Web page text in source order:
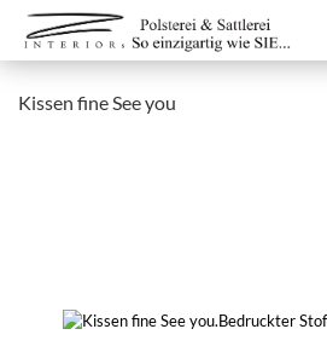
Kissen fine See you